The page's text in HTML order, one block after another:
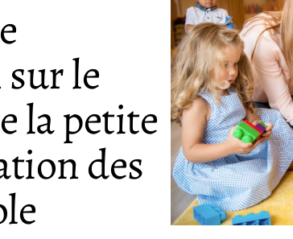
le
la petite
des